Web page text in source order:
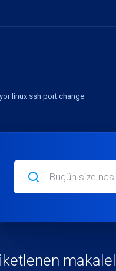
linux ssh port change